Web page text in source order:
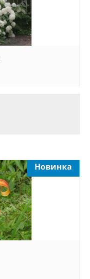
Новинка